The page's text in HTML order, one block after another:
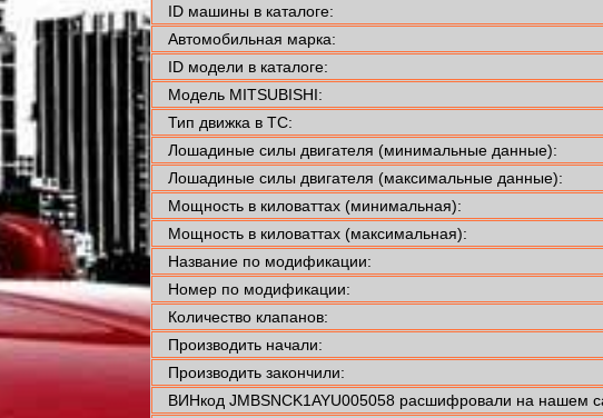
ID машины в каталоге:
Автомобильная марка:
ID модели в каталоге:
Модель MITSUBISHI:
Тип движка в ТС:
Лошадиные силы двигателя (минимальные данные):
Лошадиные силы двигателя (максимальные данные):
Мощность в киловаттах (минимальная):
Мощность в киловаттах (максимальная):
Название по модификации:
Номер по модификации:
Количество клапанов:
Производить начали:
Производить закончили:
ВИНкод JMBSNCK1AYU005058 расшифровали на нашем